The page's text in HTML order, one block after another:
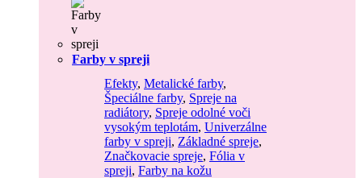
Farby v spreji
Efekty, Metalické farby,
Špeciálne farby, Spreje na
radiátory, Spreje odolné voči
vysokým teplotám, Univerzálne
farby v spreji, Základné spreje,
Značkovacie spreje, Fólia v
spreji, Farby na kožu